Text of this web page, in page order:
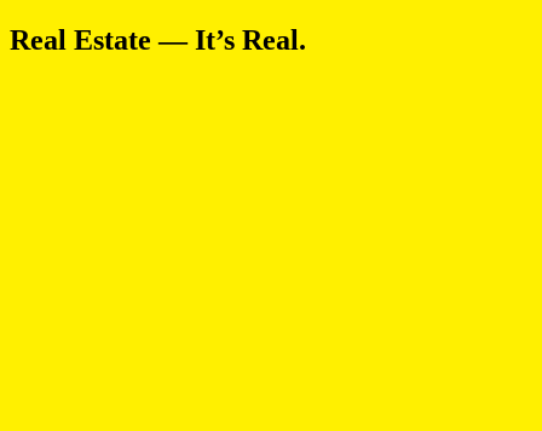
Real Estate — It’s Real.